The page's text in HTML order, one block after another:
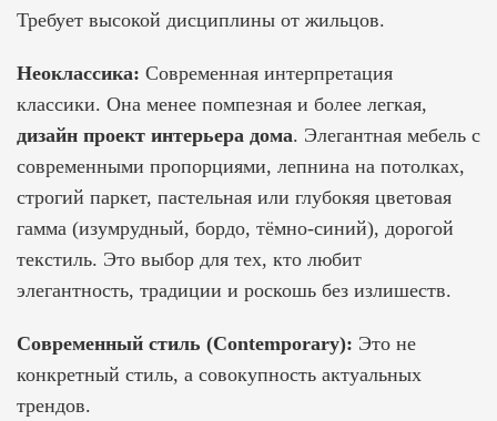
Требует высокой дисциплины от жильцов.
Неоклассика: Современная интерпретация
классики. Она менее помпезная и более легкая,
дизайн проект интерьера дома. Элегантная мебель с
современными пропорциями, лепнина на потолках,
строгий паркет, пастельная или глубокяя цветовая
гамма (изумрудный, бордо, тёмно-синий), дорогой
текстиль. Это выбор для тех, кто любит
элегантность, традиции и роскошь без излишеств.
Современный стиль (Contemporary): Это не
конкретный стиль, а совокупность актуальных
трендов.